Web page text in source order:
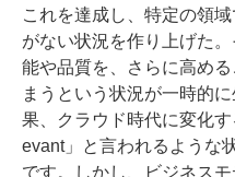
これを達成し、特定の領
がない状況を作り上げた
能や品質を、さらに高め
まうという状況が一時的
果、クラウド時代に変化
evant」と言われるような
です。しかし、ビジネス